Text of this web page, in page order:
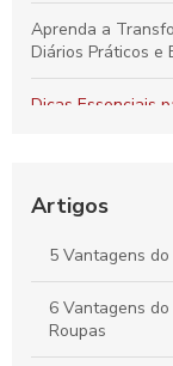
Aprenda a
Diários Práticos e
Dicas Essenciais
Produtos e
Peças Ideais
Produtividade e
Vantagens do
Seu Negócio
Artigos
5 Vantagens
6 Vantagens
Roupas